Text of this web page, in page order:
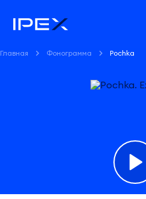
Главная Фонограмма Pochka